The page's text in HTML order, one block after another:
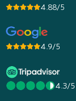
4.88/5
4.9/5
4.3/5